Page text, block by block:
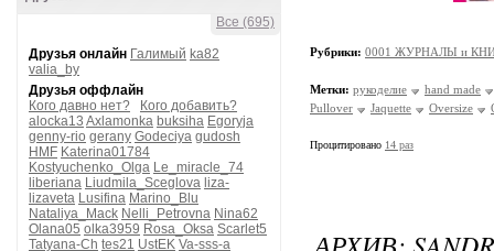
Все (695)
Друзья онлайн Галимый ka82
valia_by
Друзья оффлайн
Кого давно нет?
Кого добавить?
alocka13 Axlamonka buksiha Egoryja
genny-rio gerany Godeciya gudosh
HMF Katerina01784
Kostyuchenko_Olga Le_miracle_74
liberiana Liudmila_Sceglova liza-
lizaveta Lusifina Marino_Blu
Nataliya_Mack Nelli_Petrovna Nina62
Olana05 olka3959 Rosa_Oksa Scarlet5
Tatyana-Ch tes21 UstEK Va-sss-a
Рубрики: 0001 ЖУРНАЛЫ и
Метки: рукоделие
hand made
Pullover
Jaquette Oversize
Процитировано 14 раз